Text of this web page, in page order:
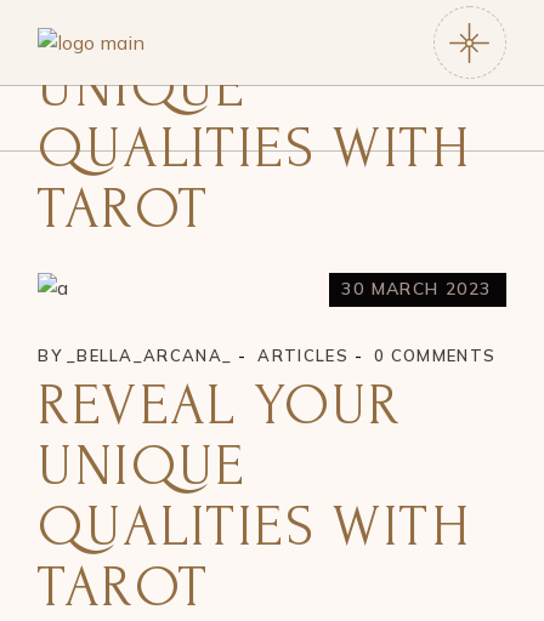
REVEAL YOUR
UNIQUE
QUALITIES WITH
TAROT
30 MARCH 2023
BY _BELLA_ARCANA_ ARTICLES 0 COMMENTS
REVEAL YOUR
UNIQUE
QUALITIES WITH
TAROT